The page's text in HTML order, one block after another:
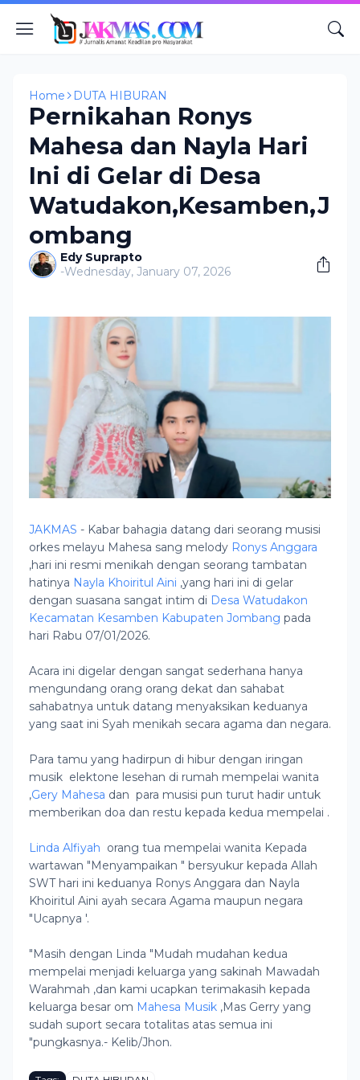
Home DUTA HIBURAN
Pernikahan Ronys
Mahesa dan Nayla Hari
Ini di Gelar di Desa
Watudakon,Kesamben,J
ombang
Edy Suprapto
-Wednesday, January 07, 2026
JAKMAS - Kabar bahagia datang dari seorang musisi
orkes melayu Mahesa sang melody Ronys Anggara
,hari ini resmi menikah dengan seorang tambatan
hatinya Nayla Khoiritul Aini ,yang hari ini di gelar
dengan suasana sangat intim di Desa Watudakon
Kecamatan Kesamben Kabupaten Jombang pada
hari Rabu 07/01/2026.
Acara ini digelar dengan sangat sederhana hanya
mengundang orang orang dekat dan sahabat
sahabatnya untuk datang menyaksikan keduanya
yang saat ini Syah menikah secara agama dan negara.
Para tamu yang hadirpun di hibur dengan iringan
musik elektone lesehan di rumah mempelai wanita
,Gery Mahesa dan para musisi pun turut hadir untuk
memberikan doa dan restu kepada kedua mempelai .
Linda Alfiyah orang tua mempelai wanita Kepada
wartawan "Menyampaikan " bersyukur kepada Allah
SWT hari ini keduanya Ronys Anggara dan Nayla
Khoiritul Aini ayah secara Agama maupun negara
"Ucapnya '.
"Masih dengan Linda "Mudah mudahan kedua
mempelai menjadi keluarga yang sakinah Mawadah
Warahmah ,dan kami ucapkan terimakasih kepada
keluarga besar om Mahesa Musik ,Mas Gerry yang
sudah suport secara totalitas atas semua ini
"pungkasnya.- Kelib/Jhon.